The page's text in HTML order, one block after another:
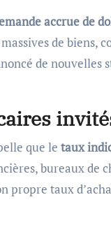
accrue de
de
de
que le taux
bureaux de
propre taux